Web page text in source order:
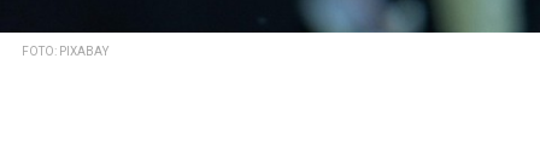
FOTO: PIXABAY